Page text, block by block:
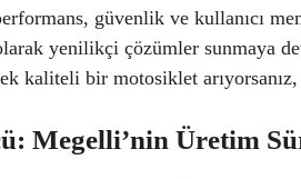
güvenlik ve kullanıcı
yenilikçi çözümler sunmaya
kaliteli bir motosiklet
Megelli’nin Üretim